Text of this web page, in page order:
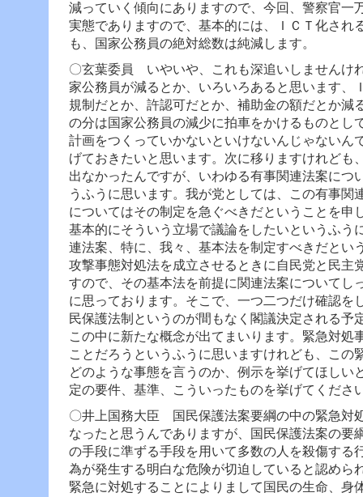
減っていく傾向にありますので、今回、警察官一
実態でありますので、基本的には、ＩＣＴ化され
も、国家公務員の絶対総数は純減します。
〇玄葉委員 いやいや、これも深追いしませんけ
家公務員が減るとか、いろいろあると思います、
規制だとか、許認可だとか、補助金の額だとか減
の分は国家公務員の減少に拍車をかけるものとし
計画をつくっていかないといけないんじゃないん
げておきたいと思います。 次に移りますけれども
出なかったんですが、いわゆる有事関連法案につ
うふうに思います。 我が党としては、この有事関
についてはその制定を急ぐべきだということを申
基本的にそういう立場で議論をしたいというふう
連法案、特に、我々、基本法を制定すべきだとい
攻撃事態対処法を成立させるときに自民党と民主
すので、その基本法を前提に関連法案についてし
に思っております。 そこで、一つ二つだけ確認を
民保護法制というのが間もなく閣議決定される予
この中に新たな概念が出てまいります。緊急対処
ことだろうというふうに思いますけれども、この
どのような事態を言うのか、例示を挙げてほしい
定の要件、基準、こういったものを挙げてくださ
〇井上国務大臣 国民保護法案要綱の中の緊急対
なったと思うんでありますが、国民保護法案の要
の手段に準ずる手段を用いて多数の人を殺傷する
為が発生する明白な危険が切迫していると認めら
緊急に対処することによりまして国民の生命、身